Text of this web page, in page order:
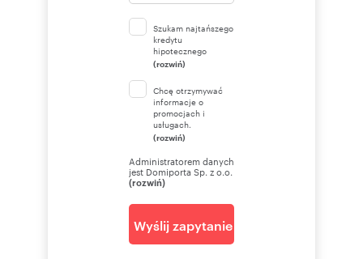
Szukam najtańszego
kredytu
hipotecznego
(rozwiń)
Chcę otrzymywać
informacje o
promocjach i
usługach.
(rozwiń)
Administratorem danych
jest Domiporta Sp. z o.o.
(rozwiń)
Wyślij zapytanie